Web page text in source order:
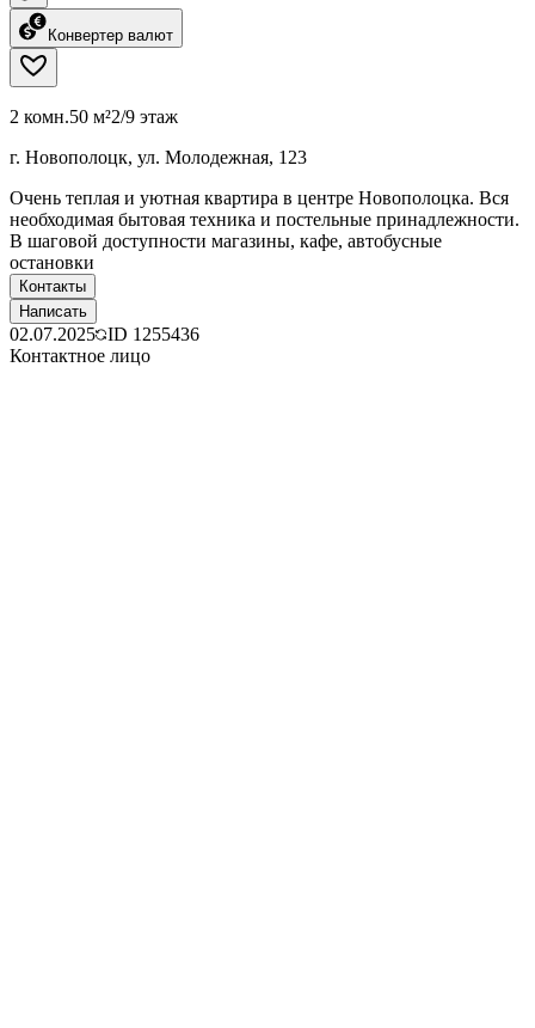
Конвертер валют
2 комн.50 м²2/9 этаж
г. Новополоцк, ул. Молодежная, 123
Очень теплая и уютная квартира в центре Новополоцка. Вся
необходимая бытовая техника и постельные принадлежности.
В шаговой доступности магазины, кафе, автобусные
остановки
Контакты
Написать
02.07.2025 ID 1255436
Контактное лицо